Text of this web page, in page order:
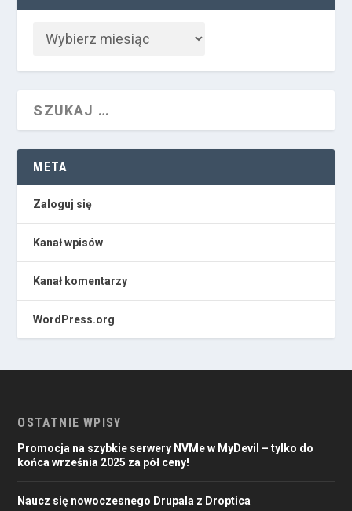
META
Zaloguj się
Kanał wpisów
Kanał komentarzy
WordPress.org
OSTATNIE WPISY
Promocja na szybkie serwery NVMe w MyDevil – tylko do
końca września 2025 za pół ceny!
Naucz się nowoczesnego Drupala z Droptica